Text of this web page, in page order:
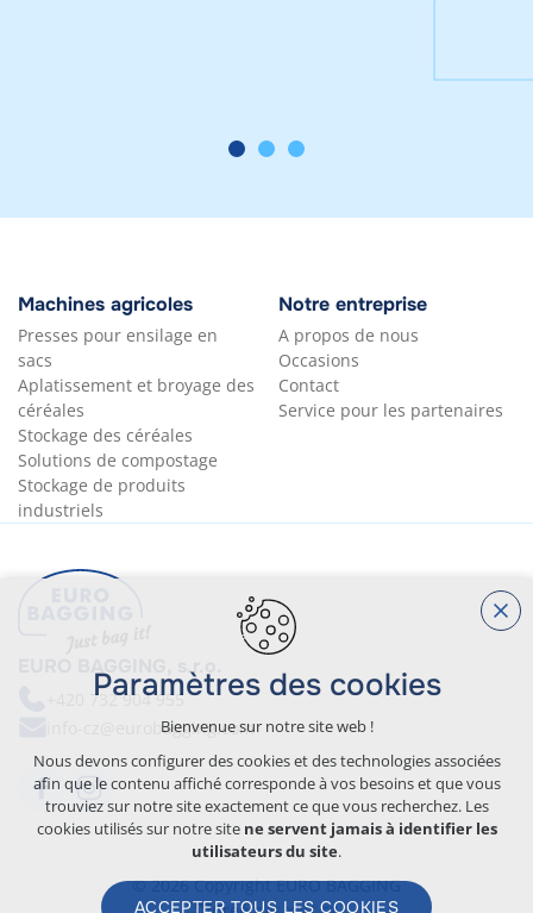
EURO BAGGING, s.r.o.
+420 732 904 955
info-cz@eurobagging.com
Machines agricoles
Presses pour ensilage en
sacs
Aplatissement et broyage des
céréales
Stockage des céréales
Solutions de compostage
Stockage de produits
industriels
Notre entreprise
A propos de nous
Occasions
Contact
Service pour les partenaires
© 2026 Copyright EURO BAGGING
Paramètres des cookies
Bienvenue sur notre site web !
Nous devons configurer des cookies et des technologies associées
afin que le contenu affiché corresponde à vos besoins et que vous
trouviez sur notre site exactement ce que vous recherchez. Les
cookies utilisés sur notre site ne servent jamais à identifier les
utilisateurs du site.
ACCEPTER TOUS LES COOKIES